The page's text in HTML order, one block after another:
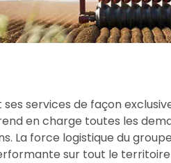
ses services de façon
en charge toutes les
La force logistique du
sur tout le territoire